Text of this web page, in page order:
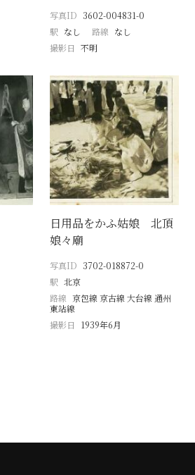
写真ID 3602-004831-0
駅 なし 路線 なし
撮影日 不明
日用品をかふ姑娘 北頂
娘々廟
写真ID 3702-018872-0
駅 北京
路線 京包線 京古線 大台線 通州
東站線
撮影日
1939年6月